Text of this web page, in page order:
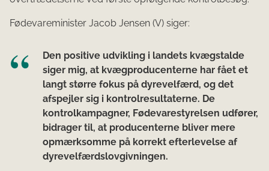
Fødevareminister Jacob Jensen (V) siger:
Den positive udvikling i landets kvægstalde
siger mig, at kvægproducenterne har fået et
langt større fokus på dyrevelfærd, og det
afspejler sig i kontrolresultaterne. De
kontrolkampagner, Fødevarestyrelsen udfører,
bidrager til, at producenterne bliver mere
opmærksomme på korrekt efterlevelse af
dyrevelfærdslovgivningen.